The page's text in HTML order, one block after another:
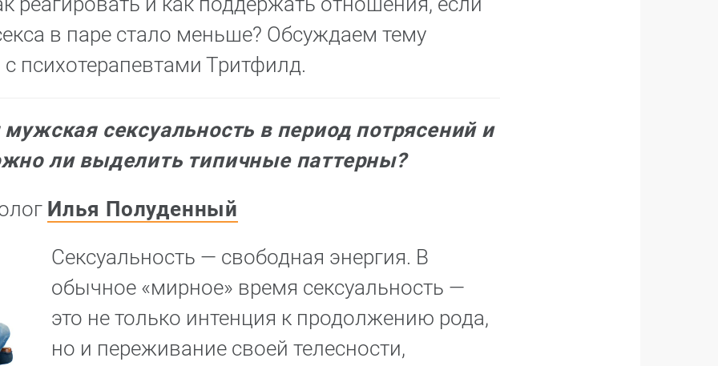
в паре стало меньше? Обсуждаем тему
с психотерапевтами Тритфилд.
сексуальность в период потрясений и
ли выделить типичные паттерны?
Илья Полуденный
Сексуальность — свободная энергия. В
обычное «мирное» время сексуальность —
это не только интенция к продолжению рода,
но и переживание своей телесности,